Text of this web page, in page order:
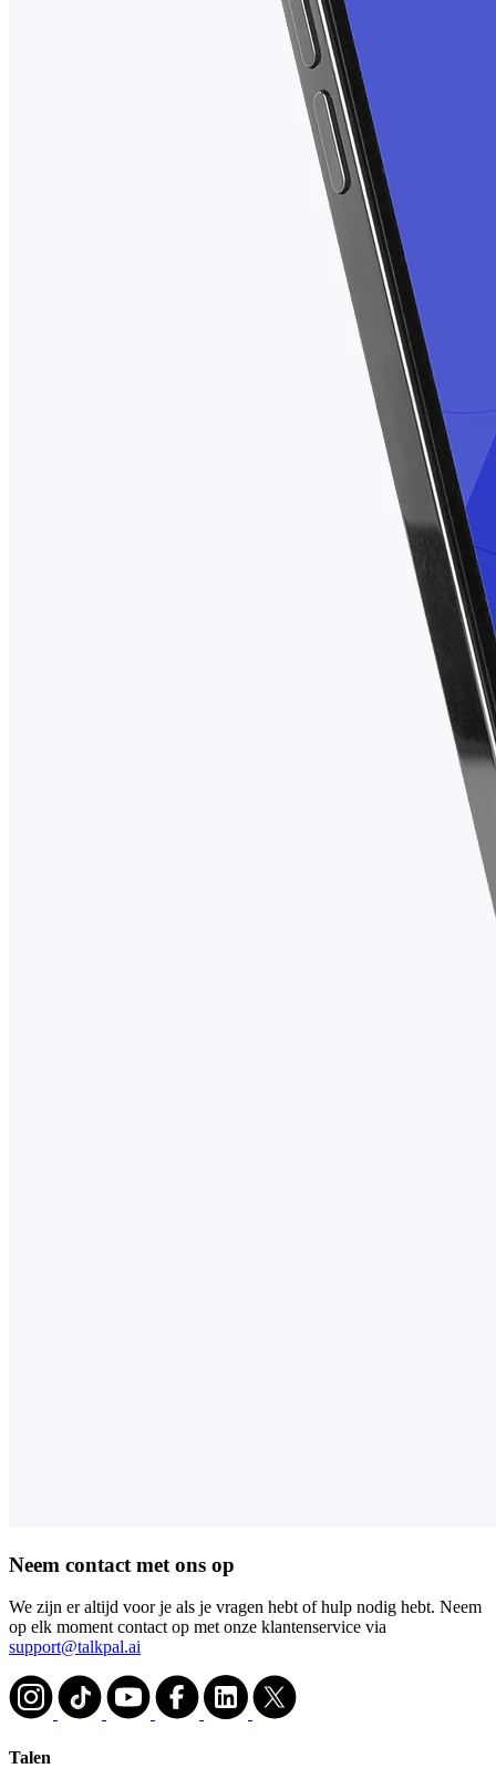
Neem contact met ons op
We zijn er altijd voor je als je vragen hebt of hulp nodig hebt. Neem
op elk moment contact op met onze klantenservice via
support@talkpal.ai
Talen